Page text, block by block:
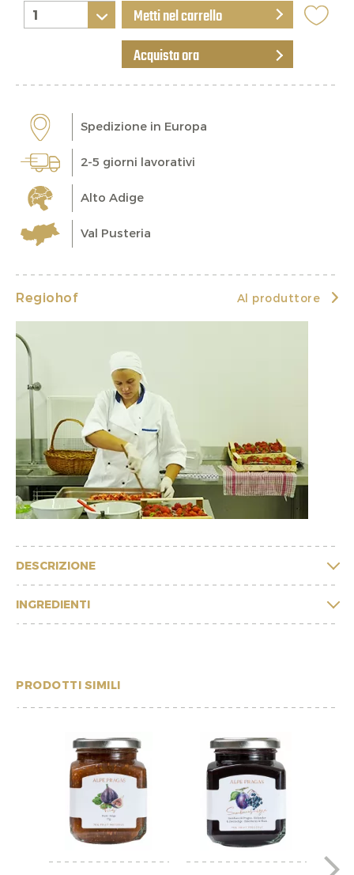
Metti nel carrello
Acquista ora
Spedizione in Europa
2-5 giorni lavorativi
Alto Adige
Val Pusteria
Regiohof Al produttore
DESCRIZIONE
INGREDIENTI
PRODOTTI SIMILI